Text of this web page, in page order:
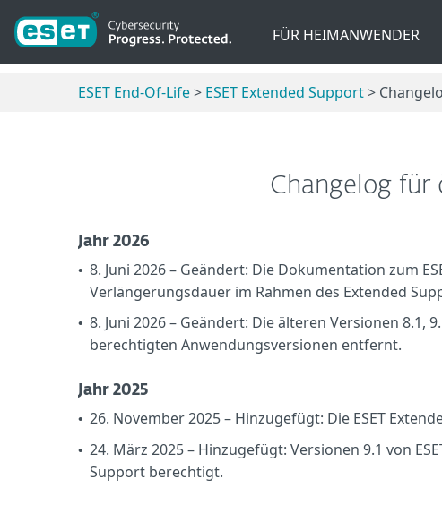
FÜR HEIMANWENDER
ESET End-Of-Life> ESET Extended Support>
Changelog für
Jahr 2026
• 8. Juni 2026 – Geändert: Die Dokumentation zum
Verlängerungsdauer im Rahmen des Extended
• 8. Juni 2026 – Geändert: Die älteren Versionen 8.1,
berechtigten Anwendungsversionen entfernt.
Jahr 2025
• 26. November 2025 – Hinzugefügt: Die ESET
• 24. März 2025 – Hinzugefügt: Versionen 9.1 von
Support berechtigt.